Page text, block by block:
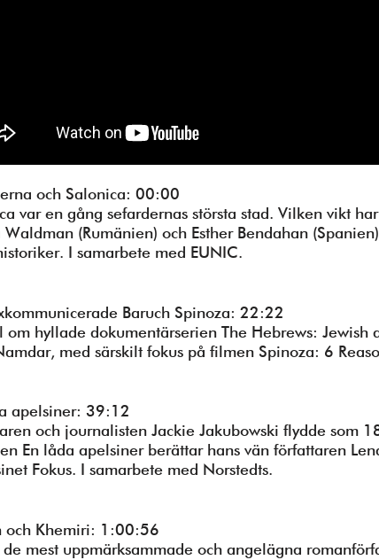
böcker
Media
Kontakt
och Salonica: 00:00
var en gång sefardernas största stad. Vilken vikt
Waldman (Rumänien) och Esther Bendahan
I samarbete med EUNIC.
Baruch Spinoza: 22:22
om hyllade dokumentärserien The Hebrews:
med särskilt fokus på filmen Spinoza: 6
apelsiner: 39:12
och journalisten Jackie Jakubowski flydde som
En låda apelsiner berättar hans vän författaren
Fokus. I samarbete med Norstedts.
och Khemiri: 1:00:56
de mest uppmärksammade och angelägna